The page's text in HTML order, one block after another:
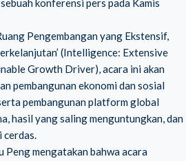
konferensi pers pada Kamis
Pengembangan yang Ekstensif,
(Intelligence: Extensive
Growth Driver), acara ini akan
pembangunan ekonomi dan sosial
pembangunan platform global
hasil yang saling menguntungkan, dan
cerdas.
mengatakan bahwa acara